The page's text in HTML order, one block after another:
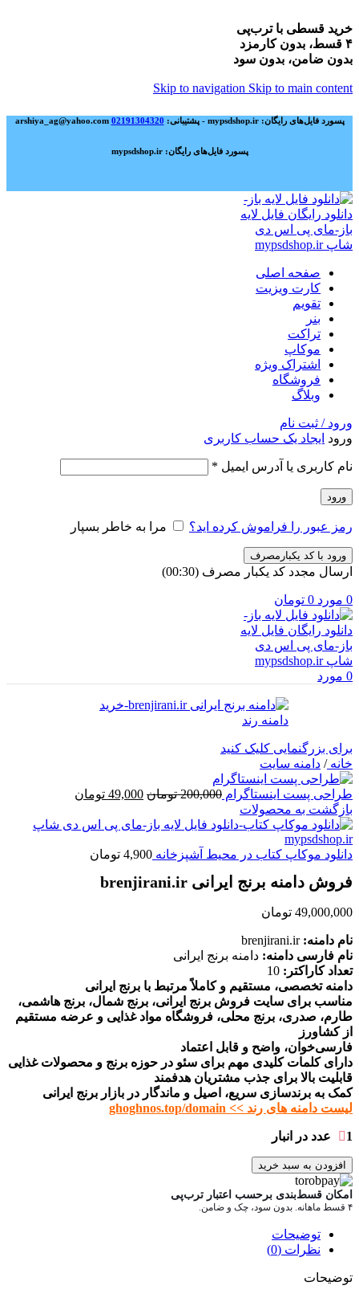
خرید قسطی با ترب‌پی
۴ قسط، بدون کارمزد
بدون ضامن، بدون سود
Skip to navigation Skip to main content
پسورد فایل‌های رایگان: mypsdshop.ir - پشتیبانی: arshiya_ag@yahoo.com 02191304320
پسورد فایل‌های رایگان: mypsdshop.ir
صفحه اصلی
کارت ویزیت
تقویم
بنر
تراکت
موکاپ
اشتراک ویژه
فروشگاه
وبلاگ
ورود / ثبت نام
ورود ایجاد یک حساب کاربری
نام کاربری یا آدرس ایمیل *
ورود
رمز عبور را فراموش کرده اید؟ مرا به خاطر بسپار
ورود با کد یکبارمصرف
ارسال مجدد کد یکبار مصرف (00:
30
)
0 مورد 0 تومان
0 مورد
برای بزرگنمایی کلیک کنید
خانه/ دامنه سایت
طراحی پست اینستاگرام 200,000 تومان قیمت
200,000 تومان
49,000 تومان
49,000 تومان
بازگشت به محصولات
دانلود موکاپ کتاب در محیط آشپزخانه 4,900 تومان
فروش دامنه برنج ایرانی brenjirani.ir
49,000,000 تومان
نام دامنه: brenjirani.ir
نام فارسی دامنه: دامنه برنج ایرانی
تعداد کاراکتر:
دامنه تخصصی، مستقیم و کاملاً مرتبط با برنج ایرانی
مناسب برای سایت فروش برنج ایرانی، برنج شمال، برنج هاشمی،
طارم، صدری، برنج محلی، فروشگاه مواد غذایی و عرضه مستقیم
از کشاورز
فارسی‌خوان، واضح و قابل اعتماد
دارای کلمات کلیدی مهم برای سئو در حوزه برنج و محصولات غذایی
قابلیت بالا برای جذب مشتریان هدفمند
کمک به برندسازی سریع، اصیل و ماندگار در بازار برنج ایرانی
لیست دامنه های رند >> ghoghnos.top/domain
1 عدد در انبار
افزودن به سبد خرید
امکان قسط‌بندی برحسب اعتبار ترب‌پی
۴ قسط ماهانه. بدون سود، چک و ضامن.
توضیحات
نظرات (0)
توضیحات